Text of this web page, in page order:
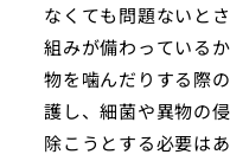
なくても問題ないと
組みが備わっている
物を噛んだりする際
護し、細菌や異物の
除こうとする必要は